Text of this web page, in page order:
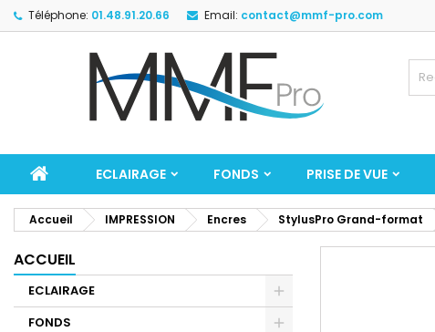
Téléphone: 01.48.91.20.66 Email: contact@mmf-pro.com
ECLAIRAGE FONDS PRISE DE VUE
Accueil IMPRESSION Encres StylusPro Grand-format
ACCUEIL
ECLAIRAGE
FONDS